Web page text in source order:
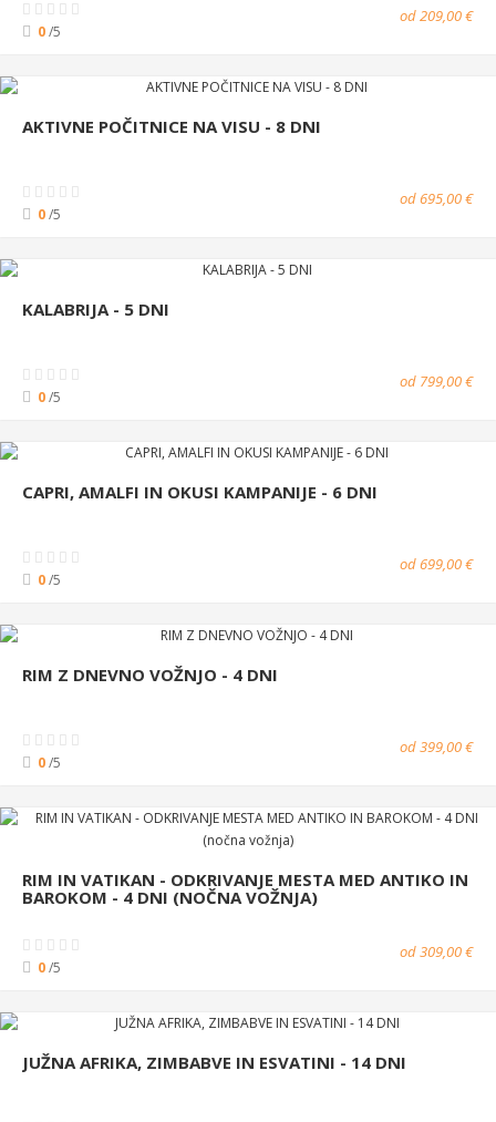
0/5
od 209,00 €
AKTIVNE POČITNICE NA VISU - 8 DNI
0/5
od 695,00 €
KALABRIJA - 5 DNI
0/5
od 799,00 €
CAPRI, AMALFI IN OKUSI KAMPANIJE - 6 DNI
0/5
od 699,00 €
RIM Z DNEVNO VOŽNJO - 4 DNI
0/5
od 399,00 €
RIM IN VATIKAN - ODKRIVANJE MESTA MED ANTIKO IN
BAROKOM - 4 DNI (NOČNA VOŽNJA)
0/5
od 309,00 €
JUŽNA AFRIKA, ZIMBABVE IN ESVATINI - 14 DNI